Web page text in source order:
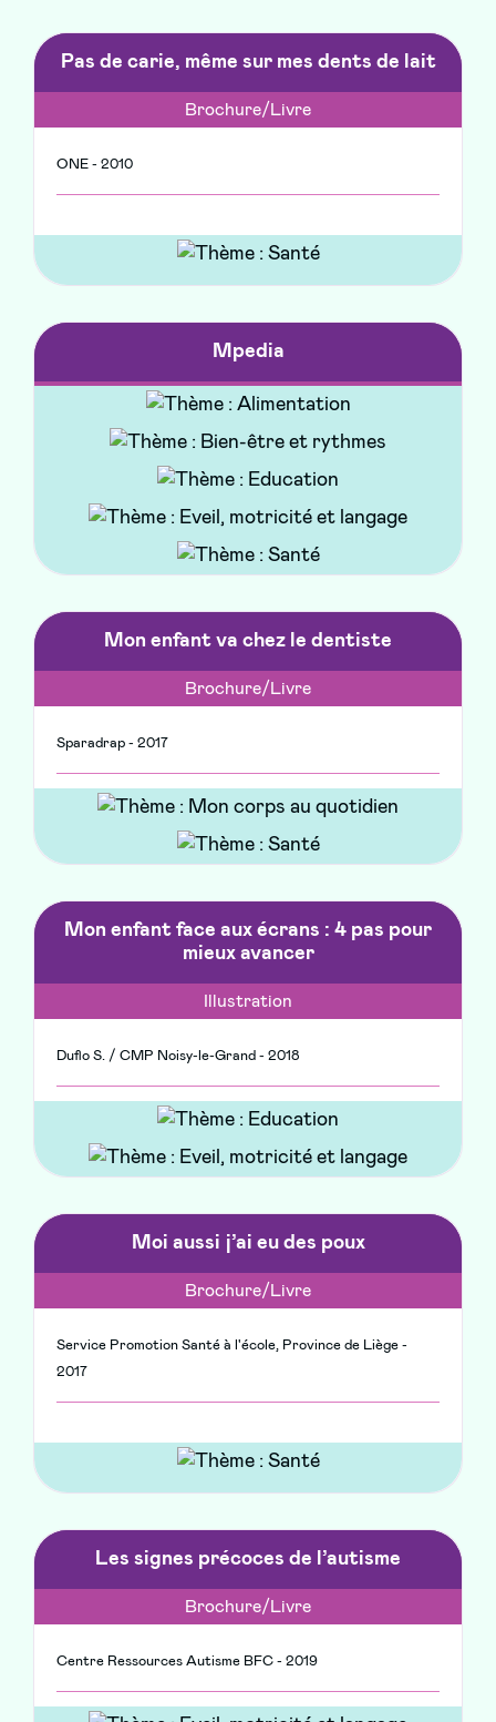
Pas de carie, même sur mes dents de lait
Brochure/Livre
ONE - 2010
Mpedia
Site web
Association Française de Pédiatrie Ambulatoire - 2019
Mon enfant va chez le dentiste
Brochure/Livre
Sparadrap - 2017
Mon enfant face aux écrans : 4 pas pour
mieux avancer
Illustration
Duflo S. / CMP Noisy-le-Grand - 2018
Moi aussi j’ai eu des poux
Brochure/Livre
Service Promotion Santé à l'école, Province de Liège -
2017
Les signes précoces de l’autisme
Brochure/Livre
Centre Ressources Autisme BFC - 2019